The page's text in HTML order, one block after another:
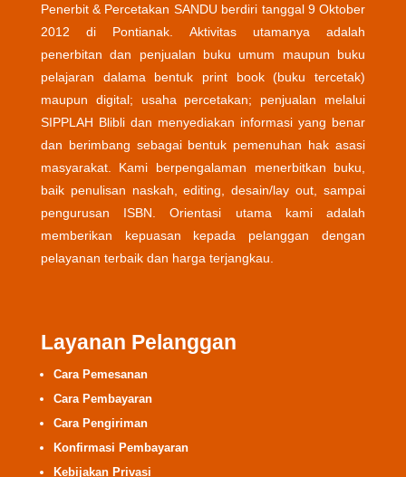
Penerbit & Percetakan SANDU berdiri tanggal 9 Oktober
2012 di Pontianak. Aktivitas utamanya adalah
penerbitan dan penjualan buku umum maupun buku
pelajaran dalama bentuk print book (buku tercetak)
maupun digital; usaha percetakan; penjualan melalui
SIPPLAH Blibli dan menyediakan informasi yang benar
dan berimbang sebagai bentuk pemenuhan hak asasi
masyarakat. Kami berpengalaman menerbitkan buku,
baik penulisan naskah, editing, desain/lay out, sampai
pengurusan ISBN. Orientasi utama kami adalah
memberikan kepuasan kepada pelanggan dengan
pelayanan terbaik dan harga terjangkau.
Layanan Pelanggan
Cara Pemesanan
Cara Pembayaran
Cara Pengiriman
Konfirmasi Pembayaran
Kebijakan Privasi